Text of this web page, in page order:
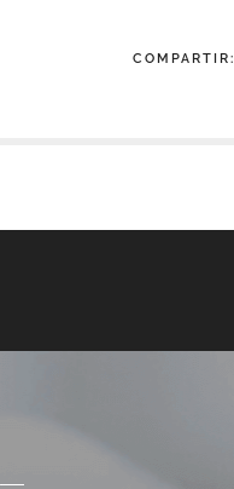
COMPARTIR: